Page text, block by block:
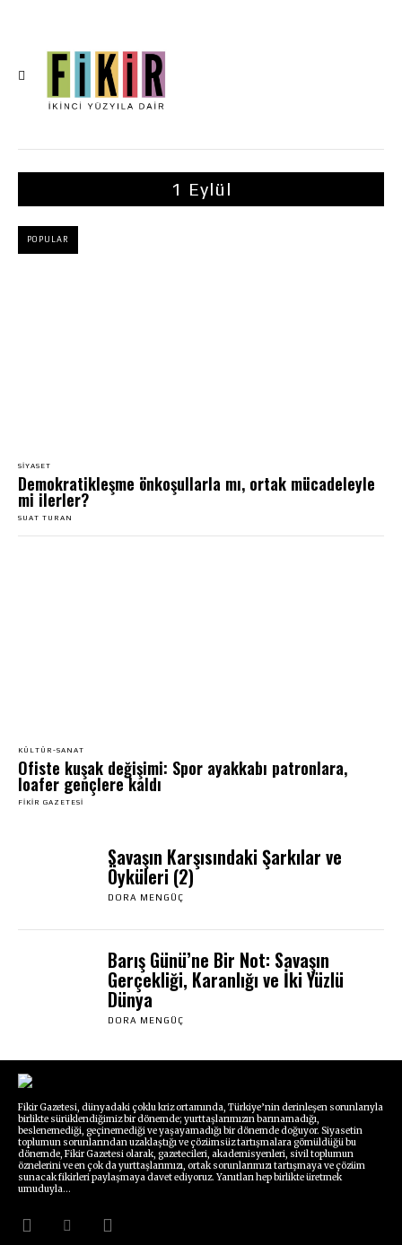
1 Eylül
POPULAR
SIYASET
Demokratikleşme önkoşullarla mı, ortak mücadeleyle
mi ilerler?
SUAT TURAN
KÜLTÜR-SANAT
Ofiste kuşak değişimi: Spor ayakkabı patronlara,
loafer gençlere kaldı
FIKIR GAZETESI
Savaşın Karşısındaki Şarkılar ve
Öyküleri (2)
DORA MENGÜÇ
Barış Günü’ne Bir Not: Savaşın
Gerçekliği, Karanlığı ve İki Yüzlü
Dünya
DORA MENGÜÇ
Fikir Gazetesi, dünyadaki çoklu kriz ortamında, Türkiye’nin derinleşen sorunlarıyla
birlikte sürüklendiğimiz bir dönemde; yurttaşlarımızın barınamadığı,
beslenemediği, geçinemediği ve yaşayamadığı bir dönemde doğuyor. Siyasetin
toplumun sorunlarından uzaklaştığı ve çözümsüz tartışmalara gömüldüğü bu
dönemde, Fikir Gazetesi olarak, gazetecileri, akademisyenleri, sivil toplumun
öznelerini ve en çok da yurttaşlarımızı, ortak sorunlarımızı tartışmaya ve çözüm
sunacak fikirleri paylaşmaya davet ediyoruz. Yanıtları hep birlikte üretmek
umuduyla...